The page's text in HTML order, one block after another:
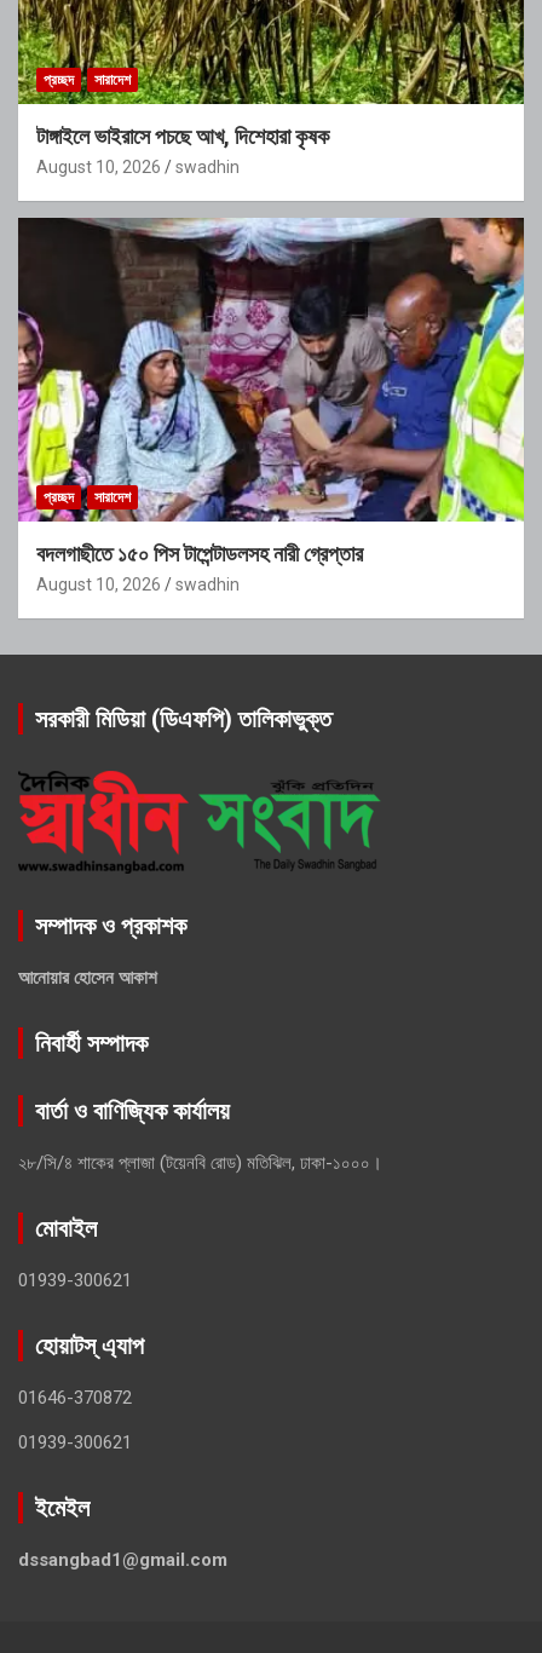
প্রচ্ছদ সারাদেশ
টাঙ্গাইলে ভাইরাসে পচছে আখ, দিশেহারা কৃষক
August 10, 2026 swadhin
প্রচ্ছদ সারাদেশ
বদলগাছীতে ১৫০ পিস টাপেন্টাডলসহ নারী গ্রেপ্তার
August 10, 2026 swadhin
সরকারী মিডিয়া (ডিএফপি) তালিকাভুক্ত
সম্পাদক ও প্রকাশক
আনোয়ার হোসেন আকাশ
নিবার্হী সম্পাদক
বার্তা ও বাণিজ্যিক কার্যালয়
২৮/সি/৪ শাকের প্লাজা (টয়েনবি রোড) মতিঝিল, ঢাকা-১০০০।
মোবাইল
01939-300621
হোয়াটস্ এ্যাপ
01646-370872
01939-300621
ইমেইল
dssangbad1@gmail.com